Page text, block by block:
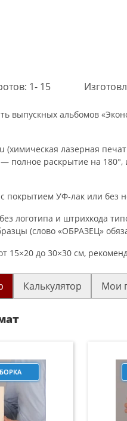
1- 15
выпускных альбомов
(химическая лазерная
полное раскрытие на
покрытием УФ-лак или без
логотипа и штрихкода
(слово «ОБРАЗЕЦ»
15×20 до 30×30 см,
Калькулятор Мои